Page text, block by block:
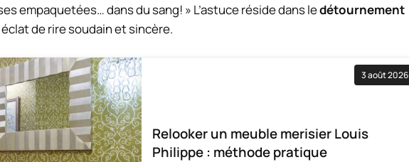
empaquetées… dans du sang! » L’astuce réside dans ledétournement
éclat de rire soudain et sincère.
3 août 2026
Relooker un meuble merisier Louis
Philippe : méthode pratique